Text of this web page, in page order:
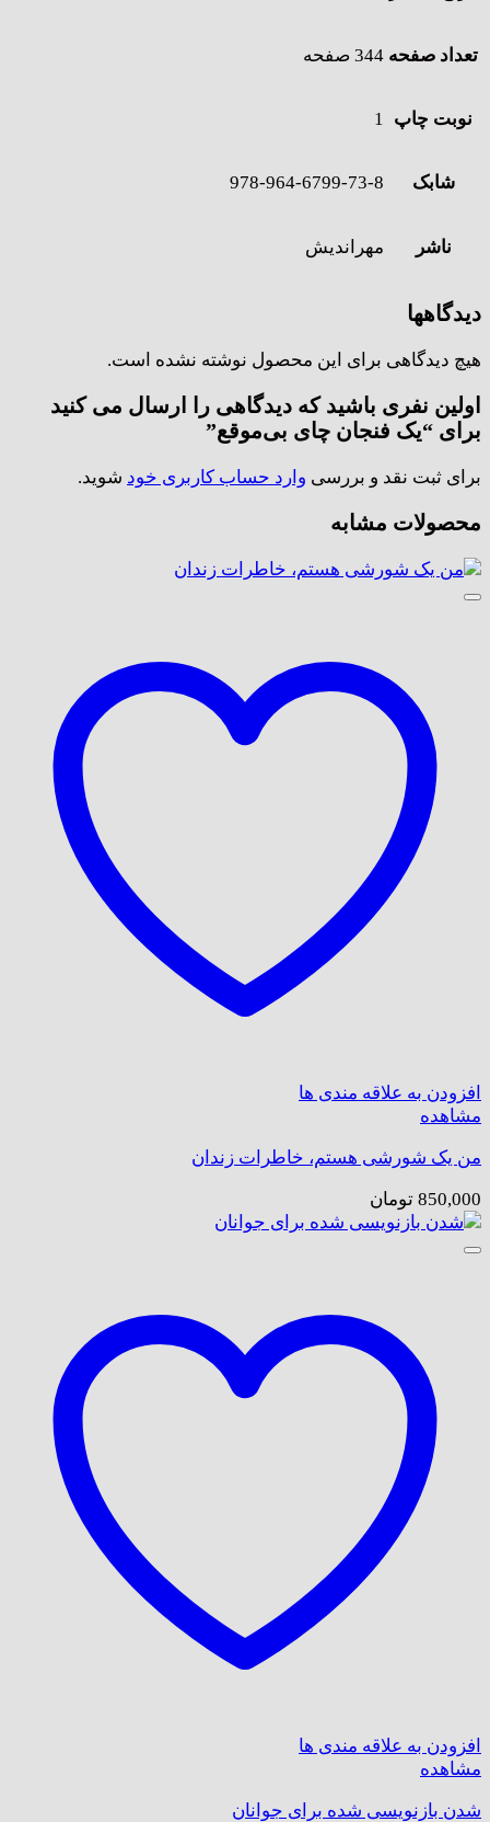
تعداد صفحه 344 صفحه
نوبت چاپ 1
شابک 978-964-6799-73-8
ناشر مهراندیش
دیدگاهها
هیچ دیدگاهی برای این محصول نوشته نشده است.
اولین نفری باشید که دیدگاهی را ارسال می کنید
برای “یک فنجان چای بی‌موقع”
برای ثبت نقد و بررسی وارد حساب کاربری خود شوید.
محصولات مشابه
افزودن به علاقه مندی ها
مشاهده
من یک شورشی هستم، خاطرات زندان
850,000 تومان
افزودن به علاقه مندی ها
مشاهده
شدن بازنویسی شده برای جوانان